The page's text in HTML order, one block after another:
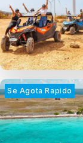
Tipo
Provedor
Ordenar Por
121
Se Agota Rapido